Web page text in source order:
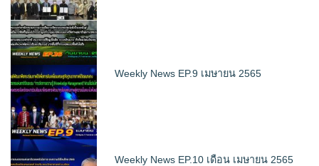
Weekly News EP.9 เมษายน 2565
Weekly News EP.10 เดือน เมษายน 2565